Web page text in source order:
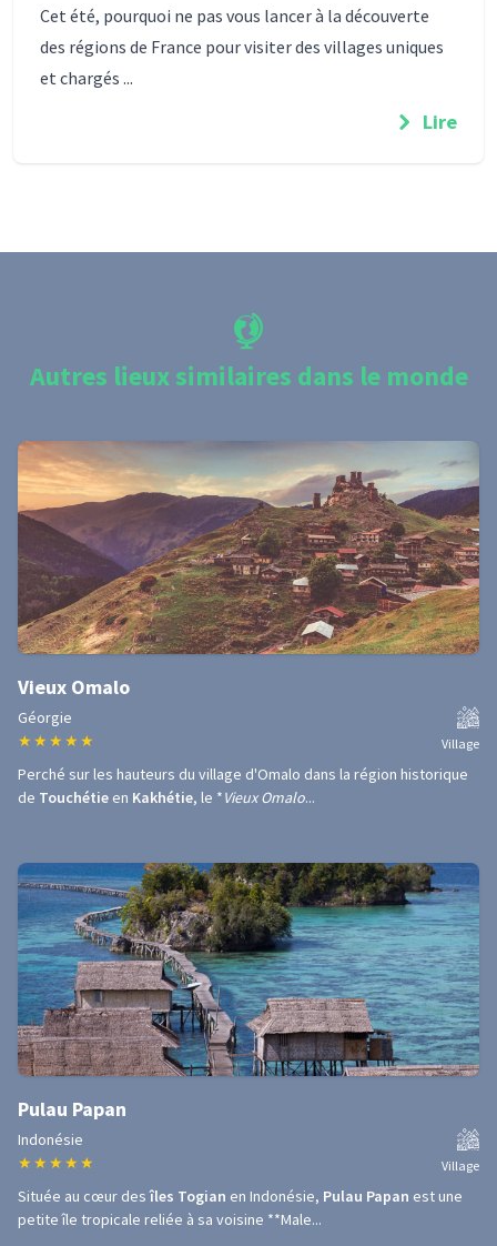
Cet été, pourquoi ne pas vous lancer à la découverte
des régions de France pour visiter des villages uniques
et chargés ...
Lire
Autres lieux similaires dans le monde
Vieux Omalo
Géorgie
★ ★ ★ ★ ★ Village
Perché sur les hauteurs du village d'Omalo dans la région historique
de Touchétie en Kakhétie, le *Vieux Omalo...
Pulau Papan
Indonésie
★ ★ ★ ★ ★ Village
Située au cœur desîles Togian en Indonésie, Pulau Papan est une
petite île tropicale reliée à sa voisine **Male...